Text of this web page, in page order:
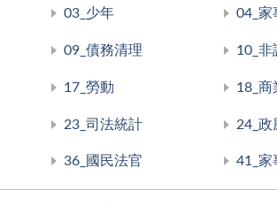
03_少年 04_家
09_債務清理 10_非
17_勞動 18_商
23_司法統計 24_政
36_國民法官 41_家